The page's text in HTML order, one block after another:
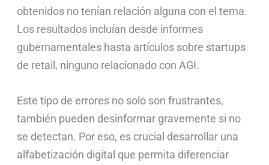
obtenidos no tenían relación alguna con el tema.
Los resultados incluían desde informes
gubernamentales hasta artículos sobre startups
de retail, ninguno relacionado con AGI.
Este tipo de errores no solo son frustrantes,
también pueden desinformar gravemente si no
se detectan. Por eso, es crucial desarrollar una
alfabetización digital que permita diferenciar